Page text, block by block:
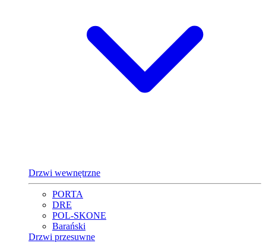
Drzwi wewnętrzne
PORTA
DRE
POL-SKONE
Barański
Drzwi przesuwne